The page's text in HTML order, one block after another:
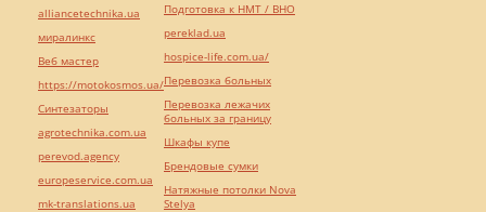
alliancetechnika.ua
миралинкс
Веб мастер
https://motokosmos.ua/
Синтезаторы
agrotechnika.com.ua
perevod.agency
europeservice.com.ua
mk-translations.ua
Подготовка к НМТ / ВНО
pereklad.ua
hospice-life.com.ua/
Перевозка больных
Перевозка лежачих
больных за границу
Шкафы купе
Брендовые сумки
Натяжные потолки Nova
Stelya